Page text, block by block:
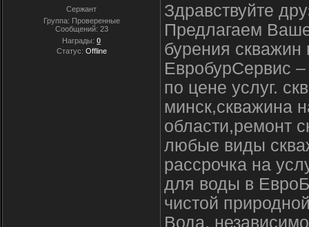
Сержант
Группа: Проверенные
Сообщений: 23
Награды: 0
Статус: Offline
Здравствуйте
Предлагаем
бурения
ЕвробурСервис
по цене услуг.
минск,скважина
области,ремонт
любые виды
рассрочка на
для воды в
чистой
Вода,